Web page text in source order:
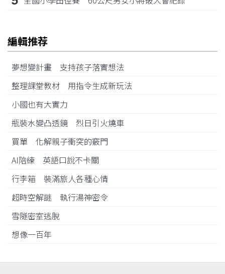
編輯推荐
夢想變計畫 支持孩子落實想法
整理課堂教材 用指令生成新玩法
小國也有大實力
瓶裝水變凸透鏡 烈日引火燒車
買單 化解親子衝突的竅門
AI陪練 英語口說不卡關
行李箱 裝滿旅人各種心情
超時空解謎 執行湯神密令
雪隧密室逃脫
想像一百年